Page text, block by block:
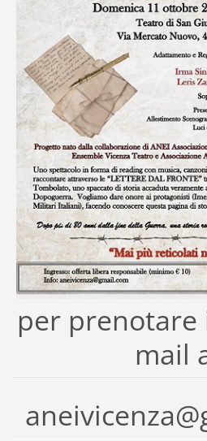
per prenotare
mail